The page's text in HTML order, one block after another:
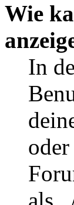
Wie
In